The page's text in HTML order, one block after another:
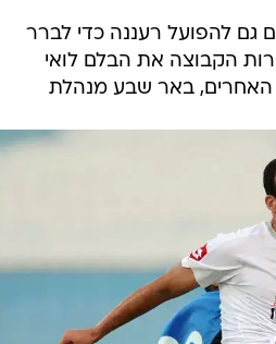
גם להפועל רעננה כדי לברר
הקבוצה את הבלם לואי
האחרים, באר שבע מנהלת